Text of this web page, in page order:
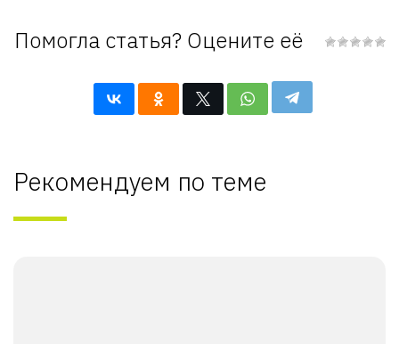
Помогла статья? Оцените её
Рекомендуем по теме